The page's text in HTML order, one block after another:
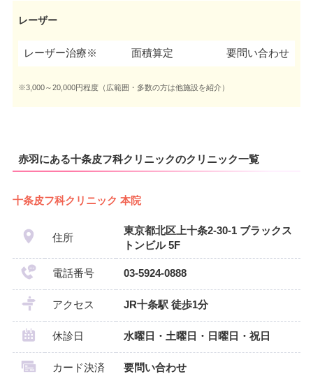
レーザー
レーザー治療※ 面積算定 要問い合わせ
※3,000～20,000円程度（広範囲・多数の方は他施設を紹介）
赤羽にある十条皮フ科クリニックのクリニック一覧
十条皮フ科クリニック 本院
住所
東京都北区上十条2-30-1 ブラックス
トンビル 5F
電話番号 03-5924-0888
アクセス JR十条駅 徒歩1分
休診日 水曜日・土曜日・日曜日・祝日
カード決済 要問い合わせ